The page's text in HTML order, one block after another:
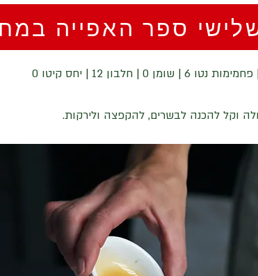
ספר האפייה
וקל להכנה לבשרים, להקפצה ולירקות.